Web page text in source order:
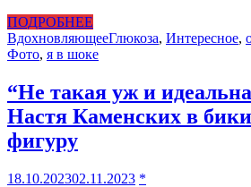
ПОДРОБНЕЕ
ВдохновляющееГлюкоза, Интересное,
Фото, я в шоке
“Не такая уж и
Настя Каменских в
фигуру
18.10.202302.11.2023 *